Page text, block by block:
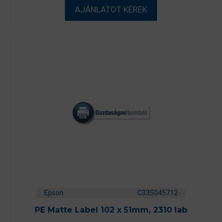
-
b
ő
AJÁNLATOT KÉREK
Epson C33S045712
PE Matte Label 102 x 51mm, 2310 lab